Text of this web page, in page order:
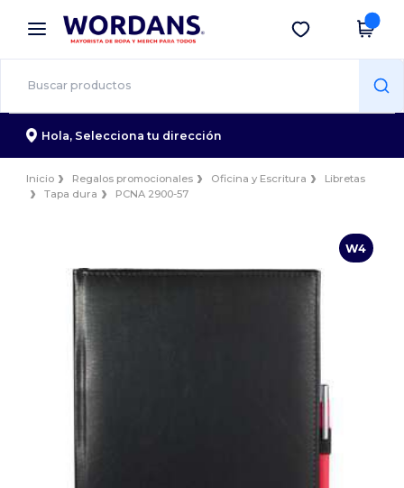
× App de Wordans
¡Mejores precios en app!
Descargar app
Hola, Selecciona tu dirección
Inicio Regalos promocionales Oficina y Escritura
Libretas
Tapa dura
PCNA 2900-57
W4